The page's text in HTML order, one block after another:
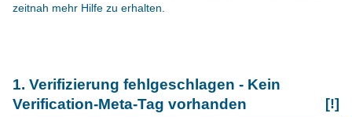
zeitnah mehr Hilfe zu erhalten.
1. Verifizierung fehlgeschlagen - Kein
Verification-Meta-Tag vorhanden
[!]